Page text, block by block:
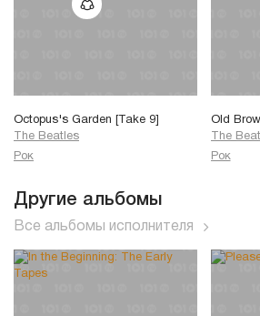
Octopus's Garden [Take 9]
The Beatles
Рок
Old
The
Рок
Другие альбомы
Все альбомы исполнителя